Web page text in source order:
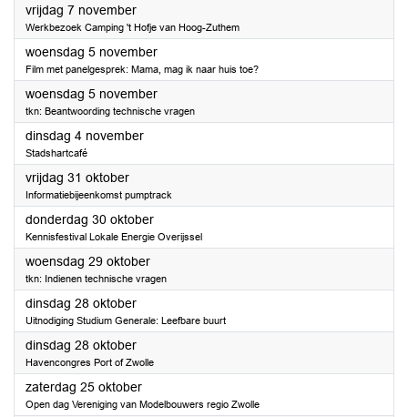
vrijdag 7 november2025
Werkbezoek Camping 't Hofje van Hoog-Zuthem
woensdag 5 november2025
Film met panelgesprek: Mama, mag ik naar huis toe?
woensdag 5 november2025
tkn: Beantwoording technische vragen
dinsdag 4 november2025
Stadshartcafé
vrijdag 31 oktober2025
Informatiebijeenkomst pumptrack
donderdag 30 oktober2025
Kennisfestival Lokale Energie Overijssel
woensdag 29 oktober2025
tkn: Indienen technische vragen
dinsdag 28 oktober2025
Uitnodiging Studium Generale: Leefbare buurt
dinsdag 28 oktober2025
Havencongres Port of Zwolle
zaterdag 25 oktober2025
Open dag Vereniging van Modelbouwers regio Zwolle